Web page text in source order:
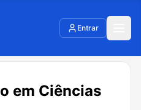
Entrar
em Ciências